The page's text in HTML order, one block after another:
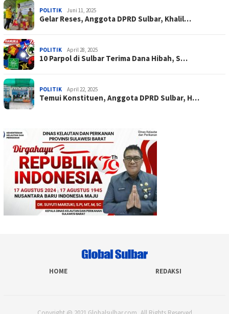
POLITIK Juni 11, 2025
Gelar Reses, Anggota DPRD Sulbar, Khalil…
POLITIK April 28, 2025
10 Parpol di Sulbar Terima Dana Hibah, S…
POLITIK April 22, 2025
Temui Konstituen, Anggota DPRD Sulbar, H…
HOME REDAKSI